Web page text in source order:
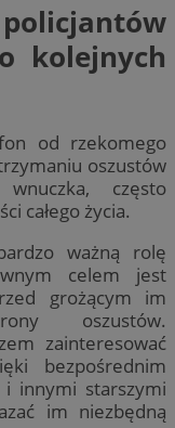
kolejnych
od rzekomego
oszustów
często
całego życia.
ważną rolę
celem jest
grożącym im
oszustów.
zainteresować
bezpośrednim
innymi starszymi
im niezbędną